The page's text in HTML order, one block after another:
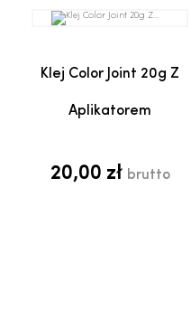
Klej Color Joint 20g Z
Aplikatorem
20,00 zł brutto